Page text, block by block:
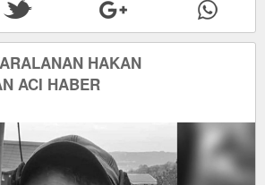
HAKAN
ACI HABER